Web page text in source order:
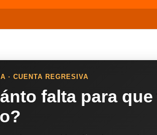
· CUENTA REGRESIVA
falta para